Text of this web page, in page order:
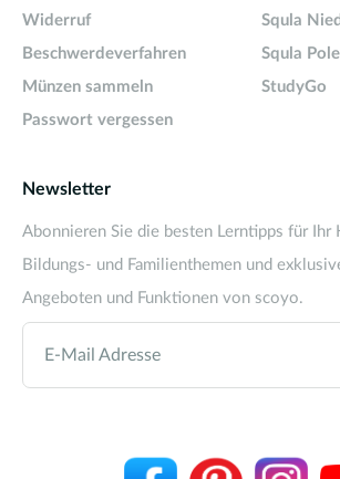
Widerruf
Beschwerdeverfahren
Münzen sammeln
Passwort vergessen
Squla
Squla
StudyGo
Newsletter
Abonnieren Sie die besten Lerntipps für Ihr
Bildungs- und Familienthemen und
Angeboten und Funktionen von scoyo.
E-Mail Adresse